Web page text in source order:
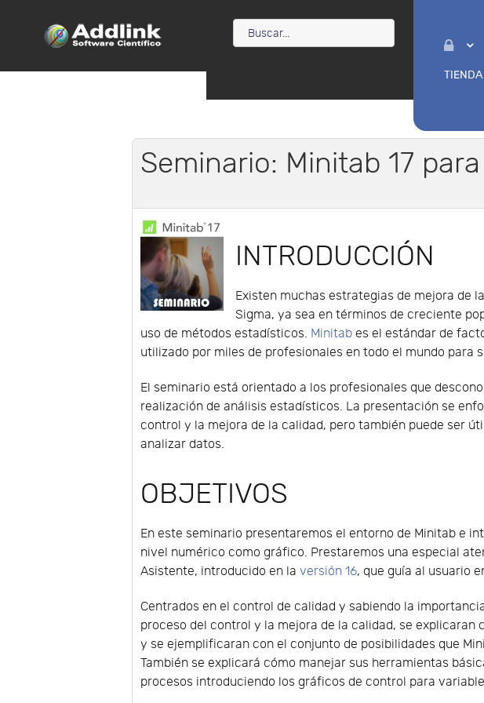
TIENDA
Seminario: Minitab 17
INTRODUCCIÓN
Existen muchas estrategias de mejora de
Sigma, ya sea en términos de creciente
uso de métodos estadísticos. Minitab es el estándar de
utilizado por miles de profesionales en todo el mundo para
El seminario está orientado a los profesionales que
realización de análisis estadísticos. La presentación se
control y la mejora de la calidad, pero también puede ser
analizar datos.
OBJETIVOS
En este seminario presentaremos el entorno de Minitab e
nivel numérico como gráfico. Prestaremos una especial
Asistente, introducido en laversión 16, que guía al usuario
Centrados en el control de calidad y sabiendo la
proceso del control y la mejora de la calidad, se
y se ejemplificaran con el conjunto de posibilidades que
También se explicará cómo manejar sus herramientas
procesos introduciendo los gráficos de control para